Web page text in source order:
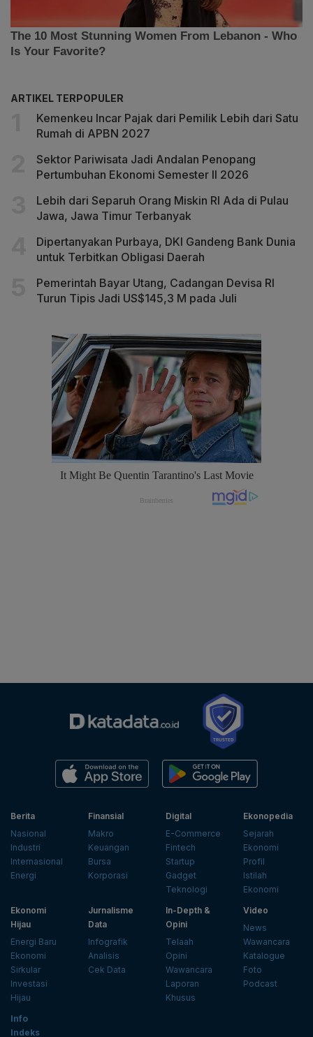
ARTIKEL TERPOPULER
Kemenkeu Incar Pajak dari Pemilik Lebih dari Satu
Rumah di APBN 2027
Sektor Pariwisata Jadi Andalan Penopang
Pertumbuhan Ekonomi Semester II 2026
Lebih dari Separuh Orang Miskin RI Ada di Pulau
Jawa, Jawa Timur Terbanyak
Dipertanyakan Purbaya, DKI Gandeng Bank Dunia
untuk Terbitkan Obligasi Daerah
Pemerintah Bayar Utang, Cadangan Devisa RI
Turun Tipis Jadi US$145,3 M pada Juli
Berita
Nasional
Industri
Internasional
Energi
Finansial
Makro
Keuangan
Bursa
Korporasi
Digital
E-Commerce
Fintech
Startup
Gadget
Teknologi
Ekonopedia
Sejarah
Ekonomi
Profil
Istilah
Ekonomi
Ekonomi
Hijau
Energi Baru
Ekonomi
Sirkular
Investasi
Hijau
Jurnalisme
Data
Infografik
Analisis
Cek Data
In-Depth &
Opini
Telaah
Opini
Wawancara
Laporan
Khusus
Video
News
Wawancara
Katalogue
Foto
Podcast
Info
Indeks